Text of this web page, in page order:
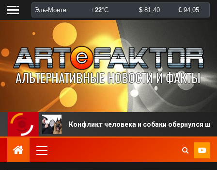
Конфликт человека и собаки обернулся штрафом